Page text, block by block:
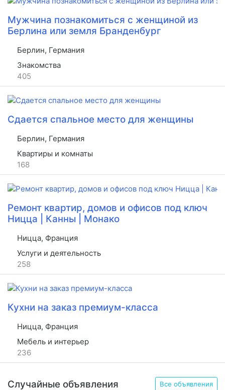
Мужчина познакомиться с женщиной из
Берлина или земля Бранденбург
Берлин, Германия
Знакомства
405
Сдается спальное место для женщины
Берлин, Германия
Квартиры и комнаты
168
Ремонт квартир, домов и офисов под ключ
Ницца | Канны | Монако
Ницца, Франция
Услуги и деятельность
258
Кухни на заказ премиум-класса
Ницца, Франция
Мебель и интерьер
236
Случайные объявления Все объявления